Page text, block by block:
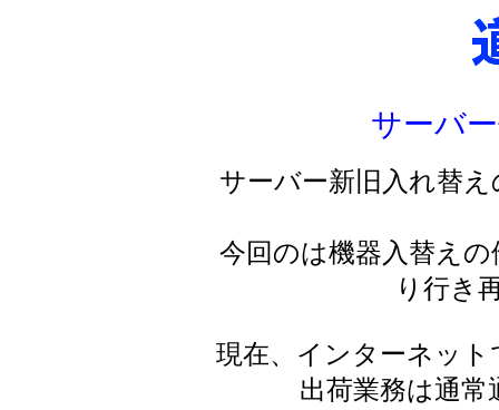
サーバ
サーバー新旧入れ替
今回のは機器入替え
り行き
現在、インターネッ
出荷業務は通